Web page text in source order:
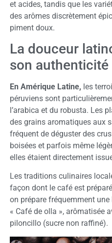
et acides, tandis que les
des arômes discrètement
piment doux.
La douceur
son authenticité
En Amérique Latine, les
péruviens sont
l’arabica et du robusta. Les
des grains aromatiques aux
fréquent de déguster des
boisées et parfois même
elles étaient directement
Les traditions culinaires
façon dont le café est
on prépare fréquemment
« Café de olla », arômatisée
piloncillo (sucre non raffiné).